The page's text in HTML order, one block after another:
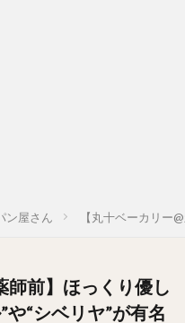
ン屋さん 【丸十ベーカリー
師前】ほっくり優し
“シベリヤ”が有名